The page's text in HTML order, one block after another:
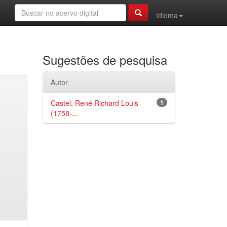
Idioma
Sugestões de pesquisa
Autor
1
Castel, René Richard Louis
(1758-...